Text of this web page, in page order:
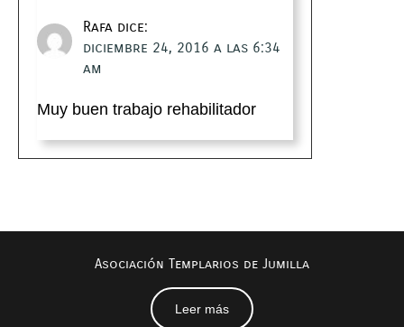
Rafa dice:
diciembre 24, 2016 a las 6:34
am
Muy buen trabajo rehabilitador
Asociación Templarios de Jumilla
Leer más